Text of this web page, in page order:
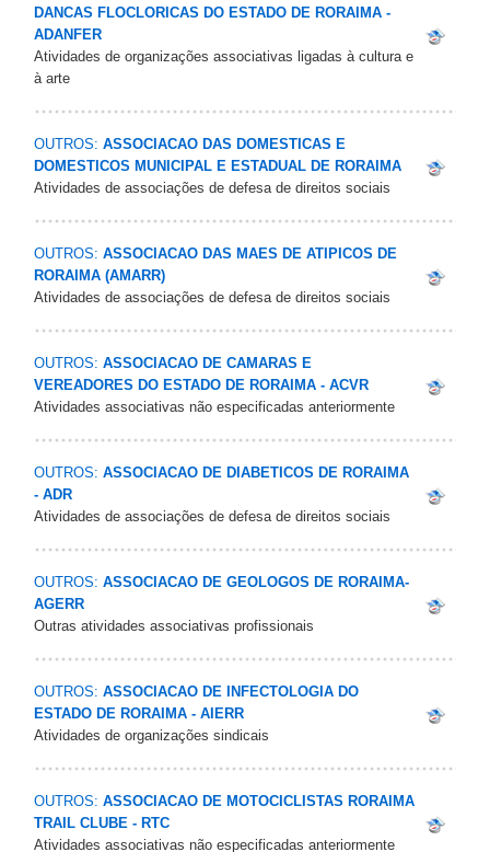
DANCAS FLOCLORICAS DO ESTADO DE RORAIMA -
ADANFER
Atividades de organizações associativas ligadas à cultura e
à arte
OUTROS: ASSOCIACAO DAS DOMESTICAS E
DOMESTICOS MUNICIPAL E ESTADUAL DE RORAIMA
Atividades de associações de defesa de direitos sociais
OUTROS: ASSOCIACAO DAS MAES DE ATIPICOS DE
RORAIMA (AMARR)
Atividades de associações de defesa de direitos sociais
OUTROS: ASSOCIACAO DE CAMARAS E
VEREADORES DO ESTADO DE RORAIMA - ACVR
Atividades associativas não especificadas anteriormente
OUTROS: ASSOCIACAO DE DIABETICOS DE RORAIMA
- ADR
Atividades de associações de defesa de direitos sociais
OUTROS: ASSOCIACAO DE GEOLOGOS DE RORAIMA-
AGERR
Outras atividades associativas profissionais
OUTROS: ASSOCIACAO DE INFECTOLOGIA DO
ESTADO DE RORAIMA - AIERR
Atividades de organizações sindicais
OUTROS: ASSOCIACAO DE MOTOCICLISTAS RORAIMA
TRAIL CLUBE - RTC
Atividades associativas não especificadas anteriormente